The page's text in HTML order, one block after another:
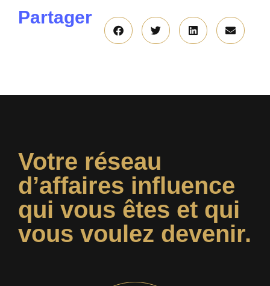
Partager
Votre réseau
d’affaires influence
qui vous êtes et qui
vous voulez devenir.